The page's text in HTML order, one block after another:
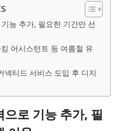
능 추가, 필요한 기간만 선
어시스턴트 등 여름철 유
넥티드 서비스 도입 후 디지
로 기능 추가, 필